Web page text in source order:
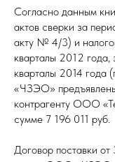
Согласно данным
актов сверки за
акту № 4/3) и
кварталы 2012
кварталы 2014
«ЧЗЭО»
контрагенту ООО
сумме 7 196 011 руб.
Договор поставки